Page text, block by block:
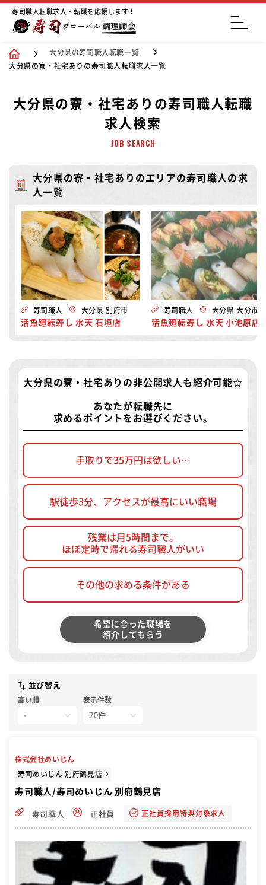
寿司職人転職求人・転職を応援します！
大分県の寿司職人転職一覧
大分県の寮・社宅ありの寿司職人転職求人一覧
大分県の寮・社宅ありの寿司職人転職
求人検索
JOB SEARCH
大分県の寮・社宅ありのエリアの寿司職人の求
人一覧
寿司職人 大分県 別府市
活魚廻転寿し 水天 石垣店
寿司職人 大分県 大分市
活魚廻転寿し 水天 小池原店
大分県の寮・社宅ありの非公開求人 も紹介可能☆
あなたが転職先に
求めるポイントをお選びください。
手取りで35万円は欲しい…
駅徒歩3分、アクセスが最高にいい職場
残業は月5時間まで。
ほぼ定時で帰れる寿司職人がいい
その他の求める条件がある
希望に合った職場を
紹介してもらう
並び替え
高い順 表示件数
株式会社めいじん
寿司めいじん 別府鶴見店
寿司職人/寿司めいじん 別府鶴見店
寿司職人 正社員 正社員採用特典対象求人